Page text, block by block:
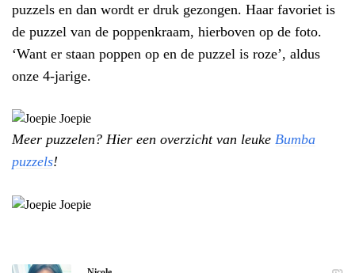
puzzels en dan wordt er druk gezongen. Haar favoriet is
de puzzel van de poppenkraam, hierboven op de foto.
‘Want er staan poppen op en de puzzel is roze’, aldus
onze 4-jarige.
Meer puzzelen? Hier een overzicht van leuke Bumba
puzzels!